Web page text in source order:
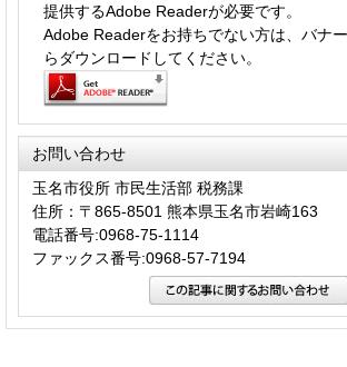
提供するAdobe Readerが必要です。
Adobe Readerをお持ちでない方は、バナ
らダウンロードしてください。
お問い合わせ
玉名市役所 市民生活部 税務課
住所：〒865-8501 熊本県玉名市岩崎163
電話番号:0968-75-1114
ファックス番号:0968-57-7194